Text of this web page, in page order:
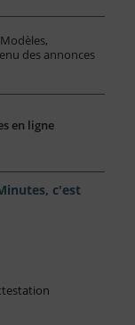
Modèles,
des annonces
en ligne
c'est